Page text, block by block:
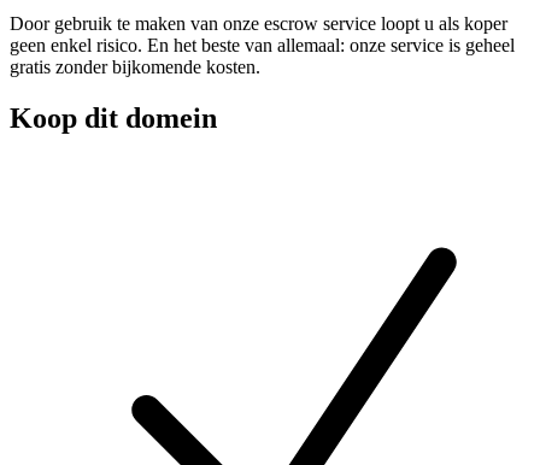
Door gebruik te maken van onze escrow service loopt u als koper
geen enkel risico. En het beste van allemaal: onze service is geheel
gratis zonder bijkomende kosten.
Koop dit domein